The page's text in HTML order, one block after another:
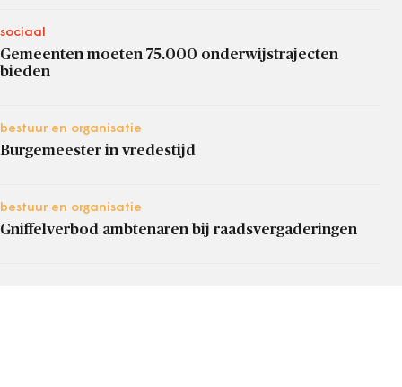
sociaal
Gemeenten moeten 75.000 onderwijstrajecten
bieden
bestuur en organisatie
Burgemeester in vredestijd
bestuur en organisatie
Gniffelverbod ambtenaren bij raadsvergaderingen